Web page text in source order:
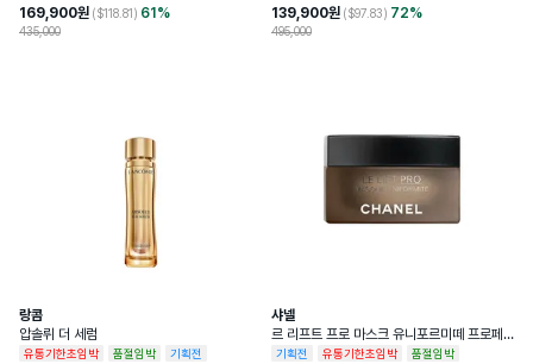
169,900원 ($118.81) 61 %
435,000
139,900원 ($97.83) 72%
495,000
랑콤
압솔뤼 더 세럼
유통기한초임박 품절임박 기획전
샤넬
르 리프트 프로 마스크 유니포르미떼 프로페
셔널 리프팅 마스크
기획전 유통기한초임박 품절임박